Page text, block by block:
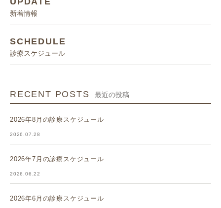
新着情報
SCHEDULE
診療スケジュール
RECENT POSTS 最近の投稿
2026年8月の診療スケジュール
2026.07.28
2026年7月の診療スケジュール
2026.06.22
2026年6月の診療スケジュール